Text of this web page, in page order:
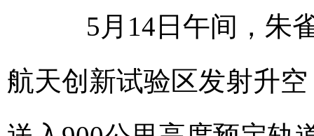
5月14日午间，朱雀
航天创新试验区发射升